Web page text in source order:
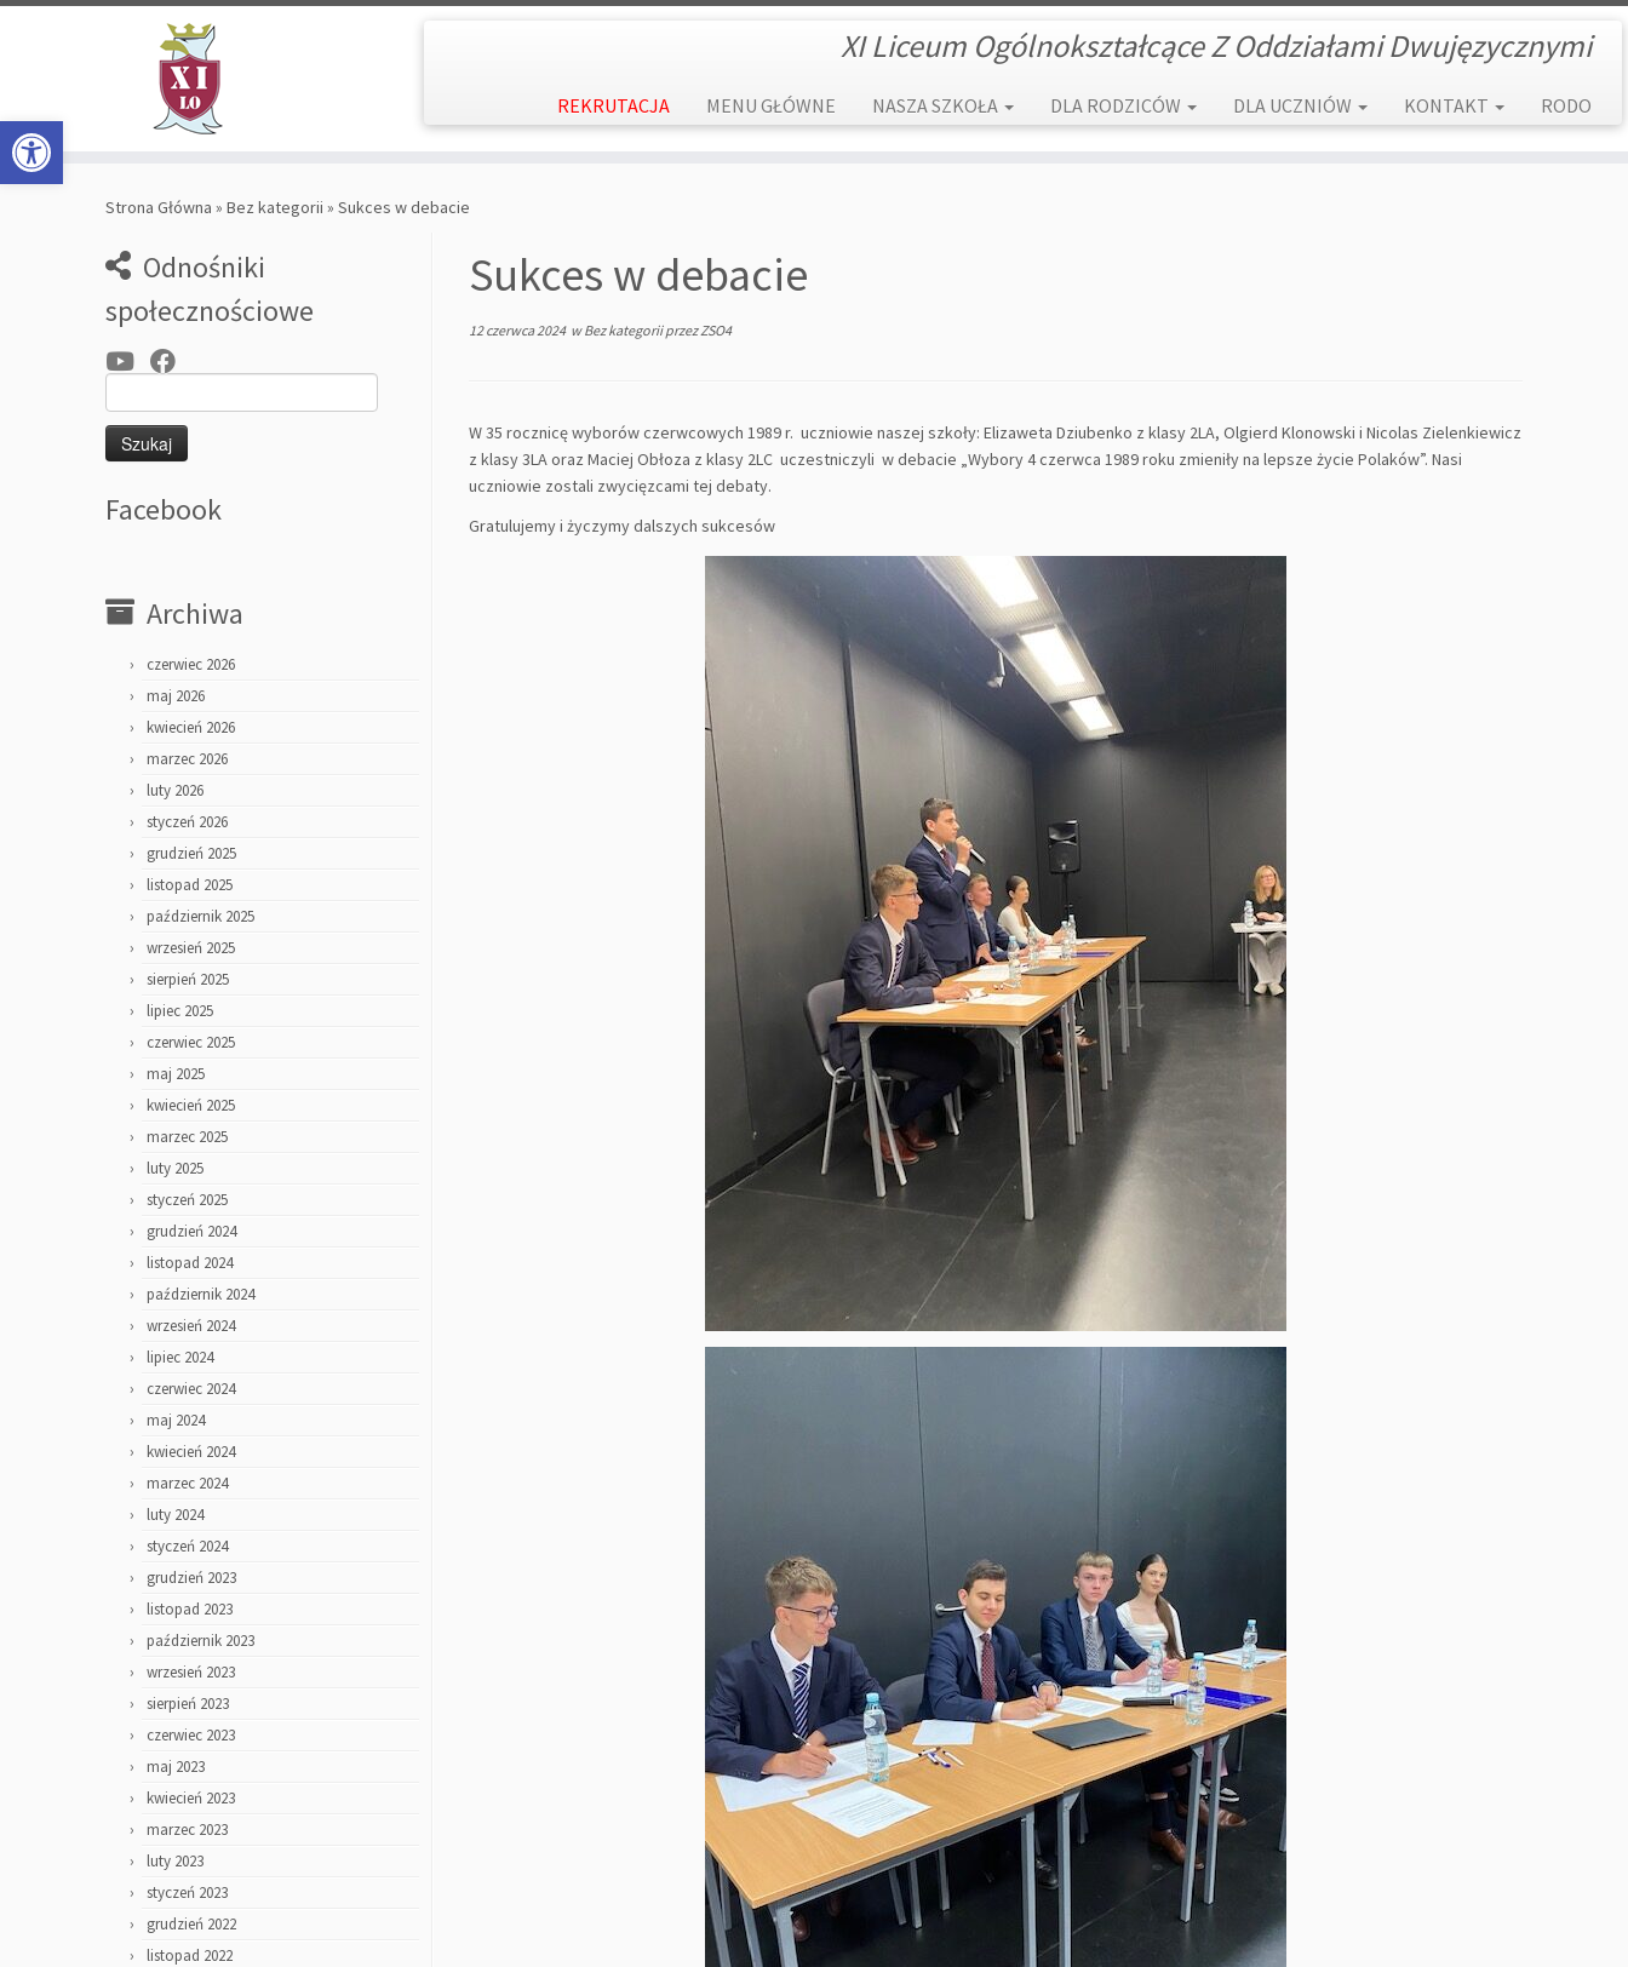
Open toolbar
Skip
XI Liceum Ogólnokształcące Z Oddziałami Dwujęzycznymi
REKRUTACJA MENU GŁÓWNE NASZA SZKOŁA DLA RODZICÓW DLA UCZNIÓW KONTAKT RODO
Strona Główna » Bez kategorii » Sukces w debacie
Odnośniki
społecznościowe
Facebook
Archiwa
czerwiec 2026
maj 2026
kwiecień 2026
marzec 2026
luty 2026
styczeń 2026
grudzień 2025
listopad 2025
październik 2025
wrzesień 2025
sierpień 2025
lipiec 2025
czerwiec 2025
maj 2025
kwiecień 2025
marzec 2025
luty 2025
styczeń 2025
grudzień 2024
listopad 2024
październik 2024
wrzesień 2024
lipiec 2024
czerwiec 2024
maj 2024
kwiecień 2024
marzec 2024
luty 2024
styczeń 2024
grudzień 2023
listopad 2023
październik 2023
wrzesień 2023
sierpień 2023
czerwiec 2023
maj 2023
kwiecień 2023
marzec 2023
luty 2023
styczeń 2023
grudzień 2022
listopad 2022
Sukces w debacie
12 czerwca 2024wBez kategoriiprzezZSO4
W 35 rocznicę wyborów czerwcowych 1989 r. uczniowie naszej szkoły: Elizaweta Dziubenko z klasy 2LA, Olgierd Klonowski i Nicolas Zielenkiewicz
z klasy 3LA oraz Maciej Obłoza z klasy 2LC uczestniczyli w debacie „Wybory 4 czerwca 1989 roku zmieniły na lepsze życie Polaków”. Nasi
uczniowie zostali zwycięzcami tej debaty.
Gratulujemy i życzymy dalszych sukcesów